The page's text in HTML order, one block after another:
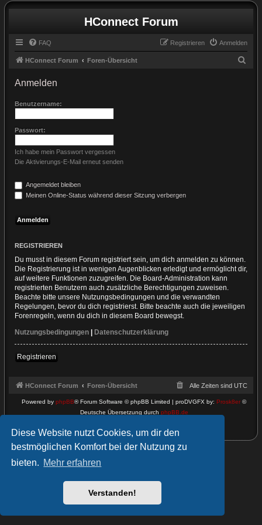
Diese Website nutzt Cookies, um dir den
bestmöglichen Komfort bei der Nutzung zu
bieten. Mehr erfahren
Verstanden!
HConnect Forum
FAQ Anmelden
Registrieren
HConnect Forum Foren-Übersicht
Anmelden
Benutzername:
Passwort:
Ich habe mein Passwort vergessen
Die Aktivierungs-E-Mail erneut senden
Angemeldet bleiben
Meinen Online-Status während dieser Sitzung verbergen
REGISTRIEREN
Du musst in diesem Forum registriert sein, um dich anmelden zu können.
Die Registrierung ist in wenigen Augenblicken erledigt und ermöglicht dir,
auf weitere Funktionen zuzugreifen. Die Board-Administration kann
registrierten Benutzern auch zusätzliche Berechtigungen zuweisen.
Beachte bitte unsere Nutzungsbedingungen und die verwandten
Regelungen, bevor du dich registrierst. Bitte beachte auch die jeweiligen
Forenregeln, wenn du dich in diesem Board bewegst.
Nutzungsbedingungen | Datenschutzerklärung
Registrieren
HConnect Forum Foren-Übersicht Alle Zeiten sind UTC
Powered by phpBB® Forum Software © phpBB Limited | proDVGFX by: Prosk8er ©
Deutsche Übersetzung durch phpBB.de